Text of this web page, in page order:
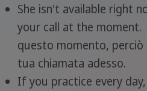
She isn't available right
your call at the
questo momento,
tua chiamata adesso.
If you practice every day,